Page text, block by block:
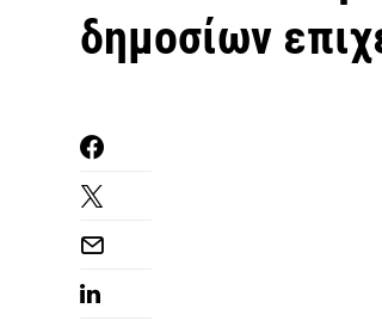
δημοσίων